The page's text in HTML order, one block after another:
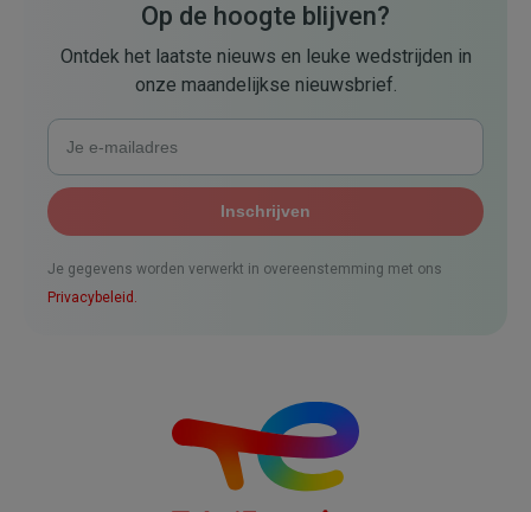
Op de hoogte blijven?
Ontdek het laatste nieuws en leuke wedstrijden in
onze maandelijkse nieuwsbrief.
Je gegevens worden verwerkt in overeenstemming met ons
Privacybeleid.